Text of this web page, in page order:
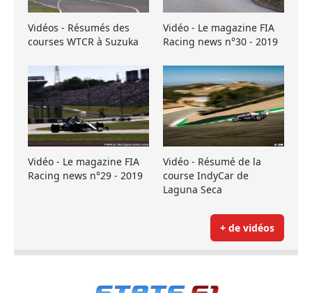
Vidéos - Résumés des
courses WTCR à Suzuka
Vidéo - Le magazine FIA
Racing news n°30 - 2019
Vidéo - Le magazine FIA
Racing news n°29 - 2019
Vidéo - Résumé de la
course IndyCar de
Laguna Seca
+ de vidéos